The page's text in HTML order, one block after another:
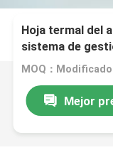
Hoja termal del
sistema de
ignífuga
Mejor